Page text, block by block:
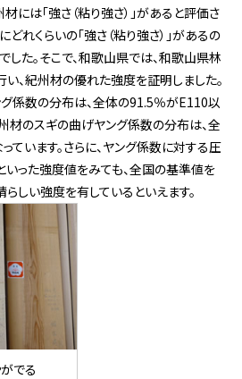
には「強さ（粘り強さ）」があると評価さ
どれくらいの「強さ（粘り強さ）」があるの
した。そこで、和歌山県では、和歌山県林
、紀州材の優れた強度を証明しました。
係数の分布は、全体の91.5％がE110以
材のスギの曲げヤング係数の分布は、全
います。さらに、ヤング係数に対する圧
いった強度値をみても、全国の基準値を
しい強度を有しているといえます。
でる